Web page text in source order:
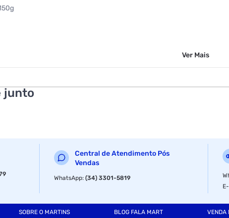
Ver Mais
junto
Central de Atendimento Pós
Vendas
WhatsApp:(34) 3301-5819
SOBRE O MARTINS BLOG FALA MART VENDA